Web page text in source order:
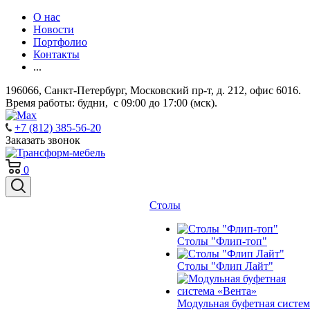
О нас
Новости
Портфолио
Контакты
...
196066, Санкт-Петербург, Московский пр-т, д. 212, офис 6016.
Время работы: будни, с 09:00 до 17:00 (мск).
+7 (812) 385-56-20
Заказать звонок
0
Столы
Столы "Флип-топ"
Столы "Флип Лайт"
Модульная буфетная